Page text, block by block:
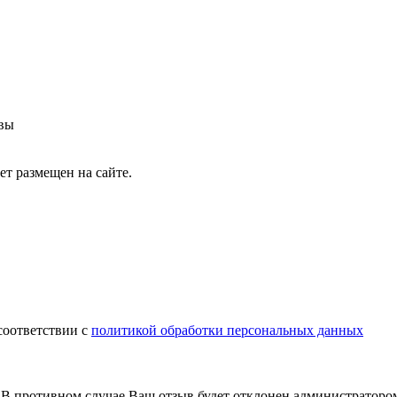
размещен на сайте.
с политикой обработки персональных данных